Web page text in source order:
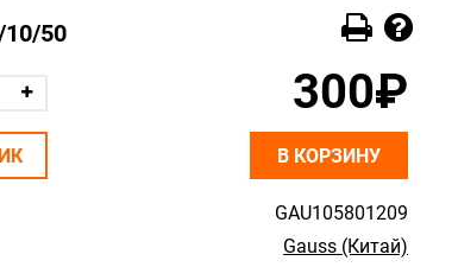
10/50
GAU105801209
Gauss (Китай)
300₽
В КОРЗИНУ